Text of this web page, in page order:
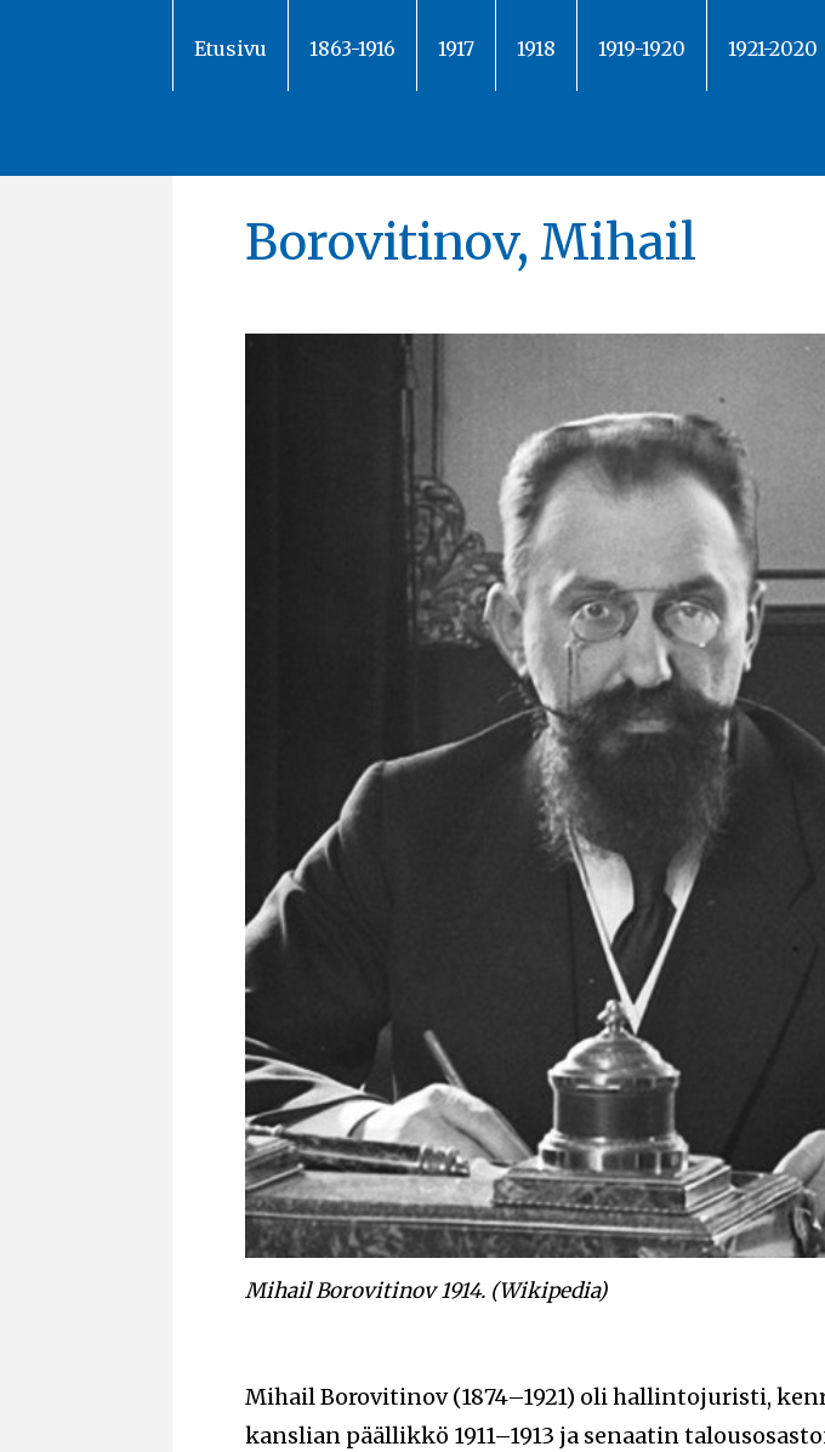
Etusivu 1863-1916 1917 1918 1919-1920 1921-2020
Borovitinov, Mihail
Mihail Borovitinov 1914. (Wikipedia)
Mihail Borovitinov (1874–1921) oli hallintojuristi,
kanslian päällikkö 1911–1913 ja senaatin